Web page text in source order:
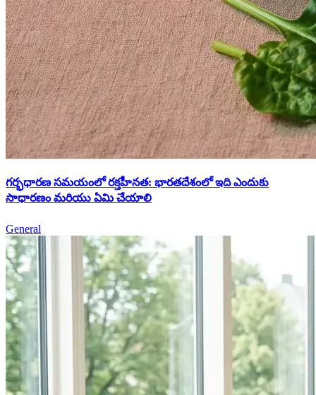
గర్భధారణ సమయంలో రక్తహీనత: భారతదేశంలో ఇది ఎందుకు
సాధారణం మరియు ఏమి చేయాలి
General